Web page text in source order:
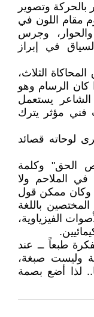
وتصوير
مقام اللون في
وجرس
في إبراز
الثلاث،
كان الرسام وهو
الشاعر يستعمل
فني مؤثر يترك
لوحاته قصائد
الحق" وكلمة
الملاحم ولا
وكان ممكن قول
باللغة
الفيزياوية،
طبعاً ــ عند
وليست صبغة،
لذا أضع بصمة